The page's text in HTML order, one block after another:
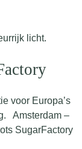
voor Europa’s
Amsterdam –
SugarFactory